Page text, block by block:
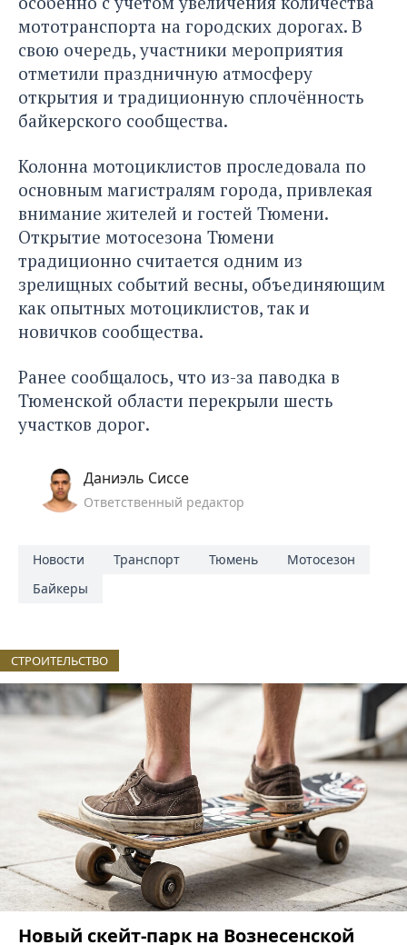
мототранспорта на городских дорогах. В
свою очередь, участники мероприятия
отметили праздничную атмосферу
открытия и традиционную сплочённость
байкерского сообщества.
Колонна мотоциклистов проследовала по
основным магистралям города, привлекая
внимание жителей и гостей Тюмени.
Открытие мотосезона Тюмени
традиционно считается одним из
зрелищных событий весны, объединяющим
как опытных мотоциклистов, так и
новичков сообщества.
Ранее сообщалось, что из-за паводка в
Тюменской области перекрыли шесть
участков дорог.
Даниэль Сиссе
Ответственный редактор
Новости Транспорт Тюмень
Мотосезон
Байкеры
СТРОИТЕЛЬСТВО
Новый скейт-парк на Вознесенской